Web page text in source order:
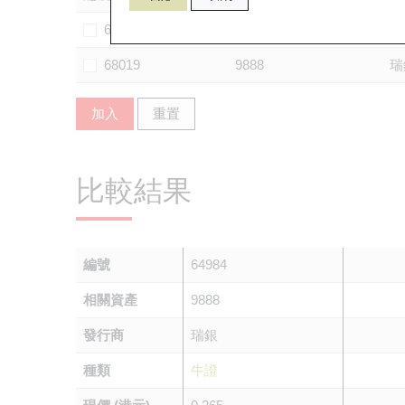
68125
68019 9888 瑞
加入 重置
比較結果
編號 64984
相關資產 9888
發行商 瑞銀
種類 牛證